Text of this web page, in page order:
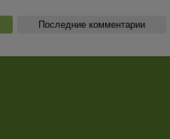
Последние комментарии